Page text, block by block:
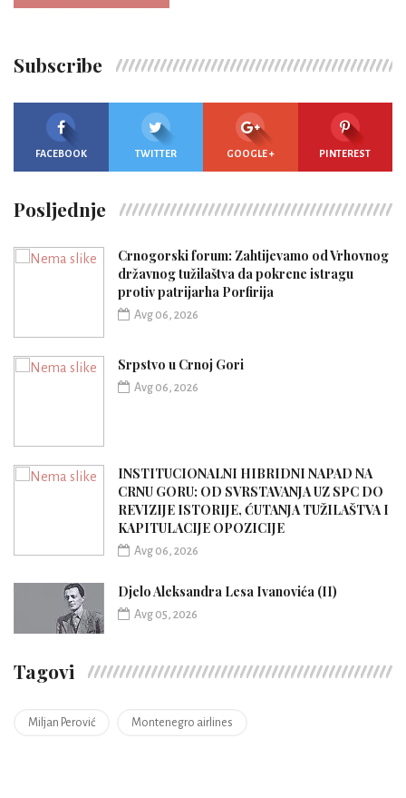
Subscribe
FACEBOOK TWITTER GOOGLE + PINTEREST
Posljednje
Crnogorski forum: Zahtijevamo od Vrhovnog
državnog tužilaštva da pokrene istragu
protiv patrijarha Porfirija
Avg 06, 2026
Srpstvo u Crnoj Gori
Avg 06, 2026
INSTITUCIONALNI HIBRIDNI NAPAD NA
CRNU GORU: OD SVRSTAVANJA UZ SPC DO
REVIZIJE ISTORIJE, ĆUTANJA TUŽILAŠTVA I
KAPITULACIJE OPOZICIJE
Avg 06, 2026
Djelo Aleksandra Lesa Ivanovića (II)
Avg 05, 2026
Tagovi
Miljan Perović Montenegro airlines